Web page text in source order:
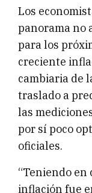
Los
panorama no
para los
creciente
cambiaria de
traslado a
las
por sí poco
oficiales.
“Teniendo
inflación fue